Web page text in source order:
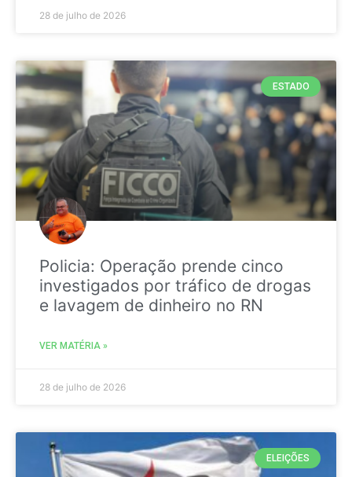
28 de julho de 2026
ESTADO
Policia: Operação prende cinco
investigados por tráfico de drogas
e lavagem de dinheiro no RN
VER MATÉRIA »
28 de julho de 2026
ELEIÇÕES